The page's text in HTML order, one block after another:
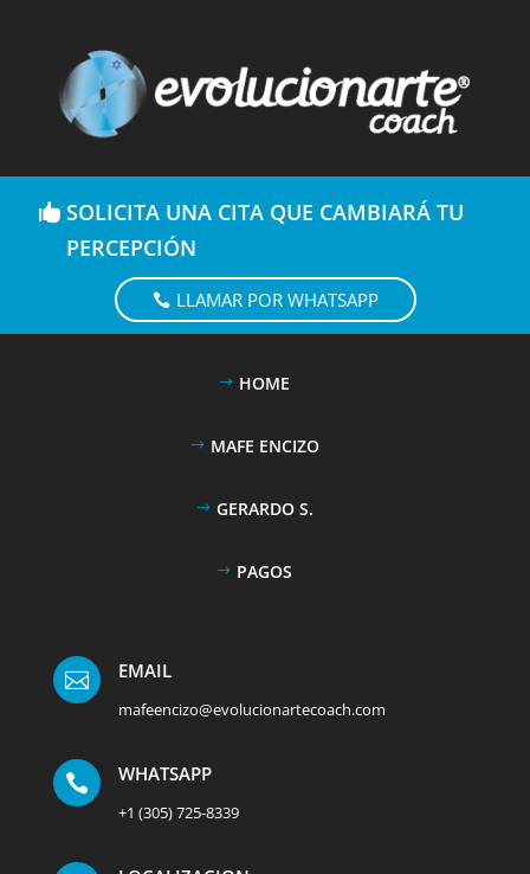
SOLICITA UNA CITA QUE CAMBIARÁ TU
PERCEPCIÓN
LLAMAR POR WHATSAPP
HOME
MAFE ENCIZO
GERARDO S.
PAGOS
 EMAIL
mafeencizo@evolucionartecoach.com
 WHATSAPP
+1 (305) 725-8339